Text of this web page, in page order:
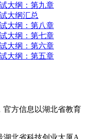
大纲：第九章
大纲汇总
大纲：第八章
大纲：第七章
大纲：第六章
大纲：第五章
官方信息以湖北省教育
湖北省科技创业大厦A